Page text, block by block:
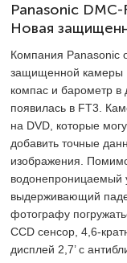
Panasonic DMC-
Новая
Компания Panasonic
защищенной камеры
компас и барометр в
появилась в FT3.
на DVD, которые
добавить точные
изображения.
водонепроницаемый
выдерживающий
фотографу
CCD сенсор, 4,6-
дисплей 2,7’ с